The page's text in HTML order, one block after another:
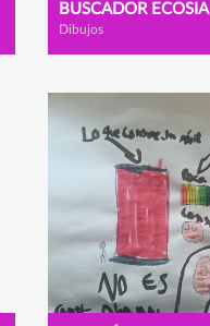
BUSCADOR ECOSIA
Dibujos